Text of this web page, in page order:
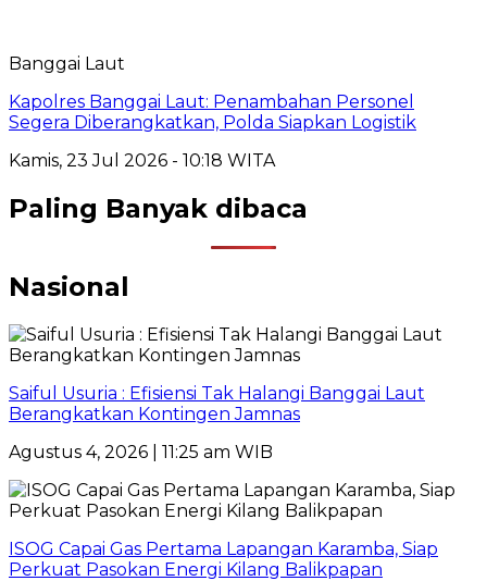
Banggai Laut
Kapolres Banggai Laut: Penambahan Personel
Segera Diberangkatkan, Polda Siapkan Logistik
Kamis, 23 Jul 2026 - 10:18 WITA
Paling Banyak dibaca
Nasional
Saiful Usuria : Efisiensi Tak Halangi Banggai Laut
Berangkatkan Kontingen Jamnas
Agustus 4, 2026 | 11:25 am WIB
ISOG Capai Gas Pertama Lapangan Karamba, Siap
Perkuat Pasokan Energi Kilang Balikpapan